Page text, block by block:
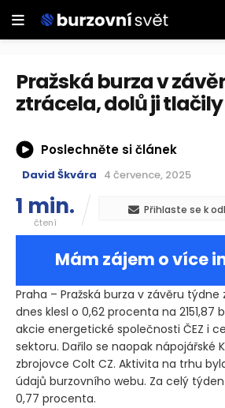
Pražská burza v
ztrácela, dolů ji tlačily
Poslechněte si článek
David Škvára 4 července, 2025
1 min.
čtení
Přihlaste se k
Mám zájem o více
Praha – Pražská burza v závěru týdne
dnes klesl o 0,62 procenta na 2151,87
akcie energetické společnosti ČEZ i
sektoru. Dařilo se naopak nápojářské
zbrojovce Colt CZ. Aktivita na trhu
údajů burzovního webu. Za celý týden
0,77 procenta.